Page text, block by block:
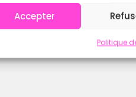
Accepter
Politique